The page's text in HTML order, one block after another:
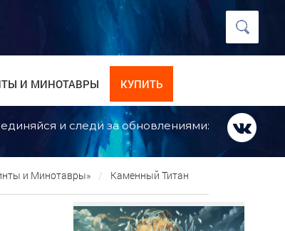
И МИНОТАВРЫ КУПИТЬ
и следи за обновлениями:
и Минотавры» Каменный Титан